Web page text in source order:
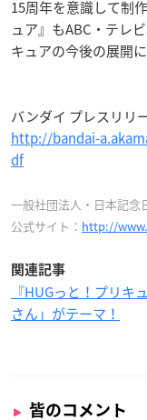
15周年を意識して制
ュア』もABC・テレ
キュアの今後の展開
バンダイ プレスリリ
http://bandai-
df
一般社団法人・日本記念
公式サイト： http://
関連記事
『HUGっと！プリ
さん」がテーマ！
皆のコメント